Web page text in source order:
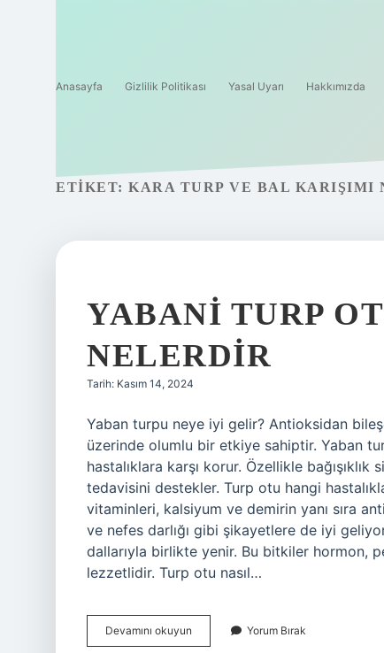
Anasayfa Gizlilik Politikası Yasal Uyarı Hakkımızda
ETIKET: KARA TURP VE BAL KARIŞIMI
YABANI TURP
NELERDIR
Tarih: Kasım 14, 2024
Yaban turpu neye iyi gelir? Antioksidan
üzerinde olumlu bir etkiye sahiptir. Yaban
hastalıklara karşı korur. Özellikle
tedavisini destekler. Turp otu hangi
vitaminleri, kalsiyum ve demirin yanı sıra
ve nefes darlığı gibi şikayetlere de iyi
dallarıyla birlikte yenir. Bu bitkiler hormon,
lezzetlidir. Turp otu nasıl…
Devamını okuyun
Turp
Yorum Bırak